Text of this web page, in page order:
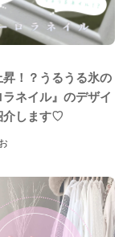
昇！？うるうる氷の
ラネイル』のデザイ
介します♡